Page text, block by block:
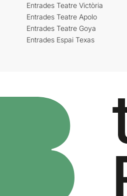
Entrades Teatre Victòria
Entrades Teatre Apolo
Entrades Teatre Goya
Entrades Espai Texas